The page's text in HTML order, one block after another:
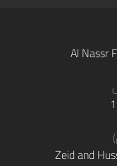
Al Nassr
Zeid and